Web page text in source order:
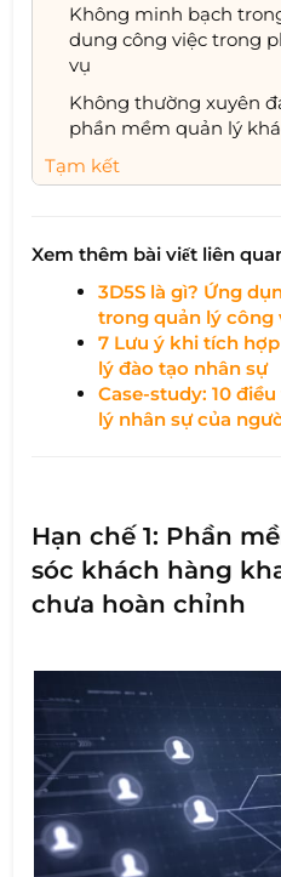
Không minh bạch
dung công việc trong
vụ
Không thường xuyên
phần mềm quản lý
Tạm kết
Xem thêm bài viết liên
3D5S là gì? Ứng
trong quản lý công
7 Lưu ý khi tích
lý đào tạo nhân sự
Case-study: 10
lý nhân sự của
Hạn chế 1: Phần
sóc khách hàng
chưa hoàn chỉnh